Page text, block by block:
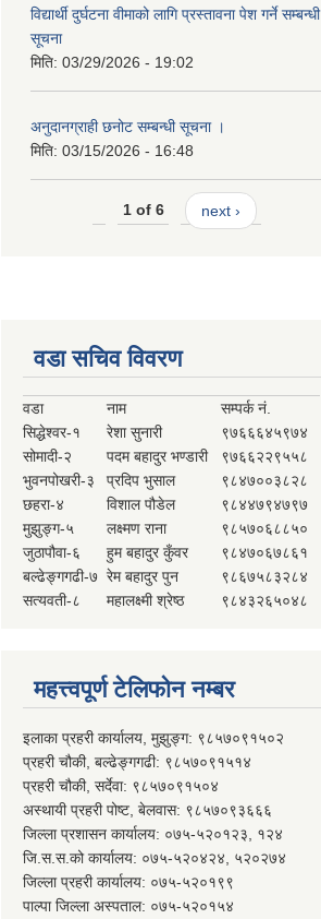
विद्यार्थी दुर्घटना वीमाको लागि प्रस्तावना पेश गर्ने सम्बन्धी
सूचना
मिति: 03/29/2026 - 19:02
अनुदानग्राही छनोट सम्बन्धी सूचना ।
मिति: 03/15/2026 - 16:48
1 of 6 next ›
वडा सचिव विवरण
वडा नाम
सम्पर्क नं.
सिद्धेश्वर-१
रेशा सुनारी
९७६६६४५९७४
सोमादी-२
पदम बहादुर भण्डारी
९७६६२२९५५८
भुवनपोखरी-३
प्रदिप भुसाल
९८४७००३८२८
छहरा-४
विशाल पौडेल
९८४४७९४७९७
मुझुङ्ग-५
लक्ष्मण राना
९८५७०६८८५०
जुठापौवा-६
हुम बहादुर कुँवर
९८४७०६७८६१
बल्ढेङ्गगढी-७ रेम बहादुर पुन
९८६७५८३२८४
सत्यवती-८
महालक्ष्मी श्रेष्ठ ९८४३२६५०४८
महत्त्वपूर्ण टेलिफोन नम्बर
इलाका प्रहरी कार्यालय, मुझुङ्ग: ९८५७०९१५०२
प्रहरी चौकी, बल्ढेङ्गगढी: ९८५७०९१५१४
प्रहरी चौकी, सर्देवा: ९८५७०९१५०४
अस्थायी प्रहरी पोष्ट, बेलवास: ९८५७०९३६६६
जिल्ला प्रशासन कार्यालय: ०७५-५२०१२३, १२४
जि.स.स.को कार्यालय: ०७५-५२०४२४, ५२०२७४
जिल्ला प्रहरी कार्यालय: ०७५-५२०१९९
पाल्पा जिल्ला अस्पताल: ०७५-५२०१५४